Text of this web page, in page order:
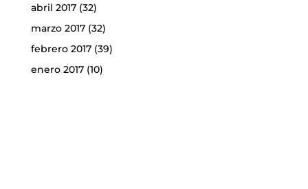
abril 2017(32)
marzo 2017(32)
febrero 2017(39)
enero 2017(10)